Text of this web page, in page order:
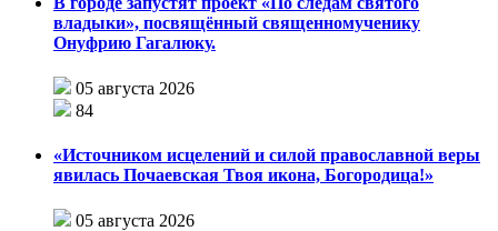
владыки», посвящённый священномученику
Онуфрию Гагалюку.
05 августа 2026
84
«Источником исцелений и силой православной веры
явилась Почаевская Твоя икона, Богородица!»
05 августа 2026